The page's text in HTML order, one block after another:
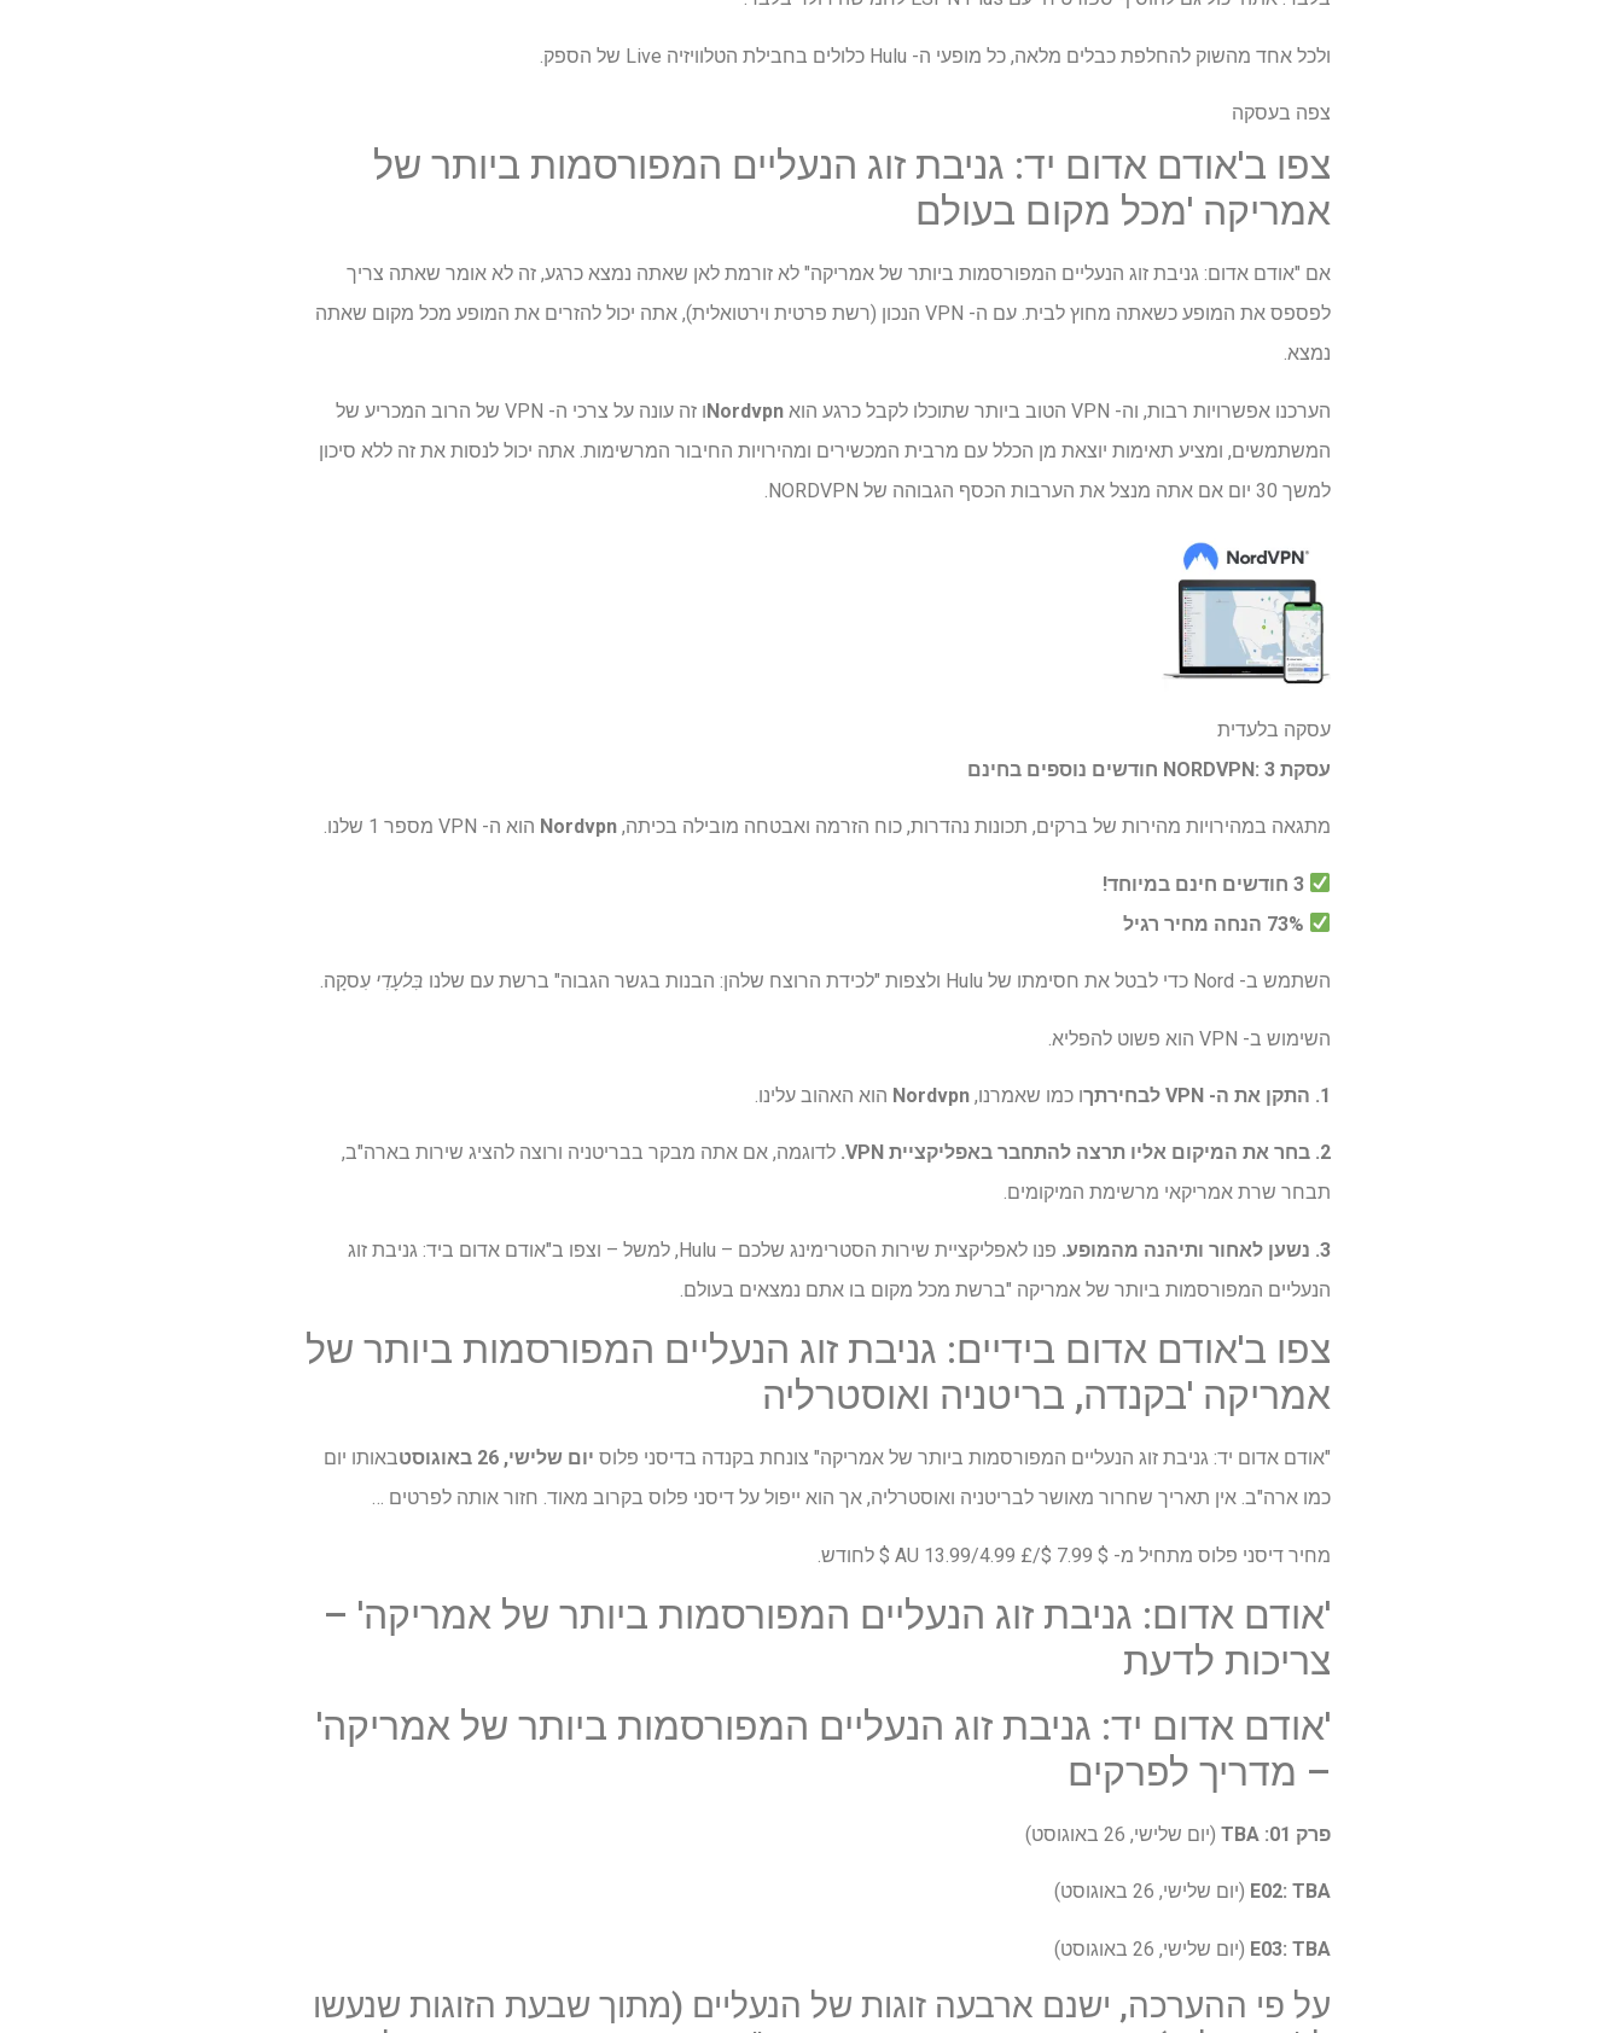
ולכל אחד מהשוק להחלפת כבלים מלאה, כל מופעי ה- Hulu כלולים בחבילת הטלוויזיה Live של הספק.
צפה בעסקה
צפו ב'אודם אדום יד: גניבת זוג הנעליים המפורסמות ביותר של
אמריקה 'מכל מקום בעולם
אם "אודם אדום: גניבת זוג הנעליים המפורסמות ביותר של אמריקה" לא זורמת לאן שאתה נמצא כרגע, זה לא אומר שאתה צריך
לפספס את המופע כשאתה מחוץ לבית. עם ה- VPN הנכון (רשת פרטית וירטואלית), אתה יכול להזרים את המופע מכל מקום שאתה
נמצא.
הערכנו אפשרויות רבות, וה- VPN הטוב ביותר שתוכלו לקבל כרגע הוא Nordvpn
ו זה עונה על צרכי ה- VPN של הרוב המכריע של
המשתמשים, ומציע תאימות יוצאת מן הכלל עם מרבית המכשירים ומהירויות החיבור המרשימות. אתה יכול לנסות את זה ללא סיכון
למשך 30 יום אם אתה מנצל את הערבות הכסף הגבוהה של NORDVPN.
עסקה בלעדית
עסקת NORDVPN: 3 חודשים נוספים בחינם
מתגאה במהירויות מהירות של ברקים, תכונות נהדרות, כוח הזרמה ואבטחה מובילה בכיתה, Nordvpn הוא ה- VPN מספר 1 שלנו.
3 חודשים חינם במיוחד!
השתמש ב- Nord כדי לבטל את חסימתו של Hulu ולצפות "לכידת הרוצח שלהן: הבנות בגשר הגבוה" ברשת עם שלנו בִּלעָדִי עִסקָה.
השימוש ב- VPN הוא פשוט להפליא.
1. התקן את ה- VPN לבחירתך ו כמו שאמרנו, Nordvpn הוא האהוב עלינו.
2. בחר את המיקום אליו תרצה להתחבר באפליקציית VPN.
לדוגמה, אם אתה מבקר בבריטניה ורוצה להציג שירות בארה"ב,
תבחר שרת אמריקאי מרשימת המיקומים.
3. נשען לאחור ותיהנה מהמופע.
פנו לאפליקציית שירות הסטרימינג שלכם – Hulu, למשל – וצפו ב"אודם אדום ביד: גניבת זוג
הנעליים המפורסמות ביותר של אמריקה "ברשת מכל מקום בו אתם נמצאים בעולם.
צפו ב'אודם אדום בידיים: גניבת זוג הנעליים המפורסמות ביותר של
אמריקה 'בקנדה, בריטניה ואוסטרליה
"אודם אדום יד: גניבת זוג הנעליים המפורסמות ביותר של אמריקה" צונחת בקנדה בדיסני פלוס יום שלישי, 26 באוגוסט
באותו יום
כמו ארה"ב. אין תאריך שחרור מאושר לבריטניה ואוסטרליה, אך הוא ייפול על דיסני פלוס בקרוב מאוד. חזור אותה לפרטים …
מחיר דיסני פלוס מתחיל מ- $ 7.99 $/£ 4.99/AU 13.99 $ לחודש.
'אודם אדום: גניבת זוג הנעליים המפורסמות ביותר של אמריקה' –
צריכות לדעת
'אודם אדום יד: גניבת זוג הנעליים המפורסמות ביותר של אמריקה'
– מדריך לפרקים
פרק 01: TBA (יום שלישי, 26 באוגוסט)
E02: TBA (יום שלישי, 26 באוגוסט)
E03: TBA (יום שלישי, 26 באוגוסט)
על פי ההערכה, ישנם ארבעה זוגות של הנעליים (מתוך שבעת הזוגות שנעשו